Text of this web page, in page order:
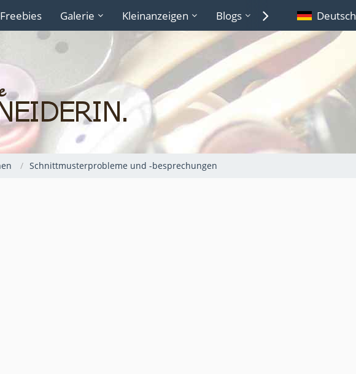
Freebies Galerie Kleinanzeigen Blogs Lexikon Links
Deutsch
Schnittmusterprobleme und -besprechungen